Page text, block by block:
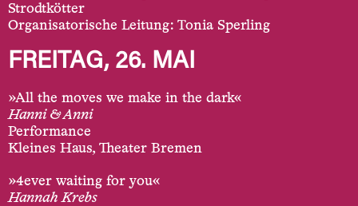
Strodtkötter
Organisatorische Leitung: Tonia Sperling
FREITAG, 26. MAI
»All the moves we make in the dark«
Hanni & Anni
Performance
Kleines Haus, Theater Bremen
»4ever waiting for you«
Hannah Krebs